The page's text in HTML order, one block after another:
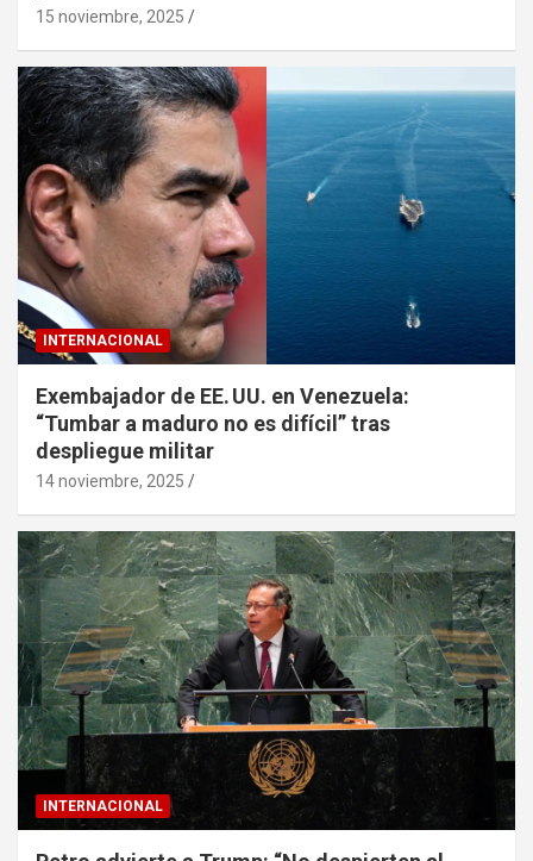
15 noviembre, 2025
INTERNACIONAL
Exembajador de EE. UU. en Venezuela:
“Tumbar a maduro no es difícil” tras
despliegue militar
14 noviembre, 2025
INTERNACIONAL